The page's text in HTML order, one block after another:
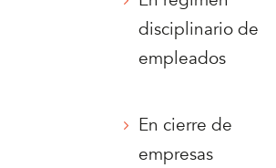
disciplinario de
empleados
En cierre de
empresas